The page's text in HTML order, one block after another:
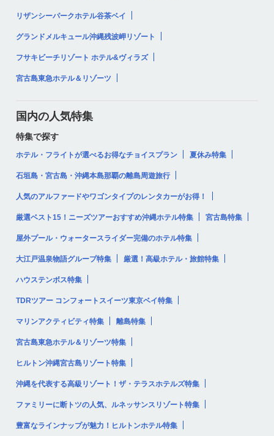
リザンシーパークホテル谷茶ベイ
グランドメルキュール沖縄残波岬リゾート
フサキビーチリゾート ホテル&ヴィラズ
宮古島東急ホテル＆リゾーツ
国内の人気特集
特集で探す
ホテル・フライトが選べるお得なチョイスプラン 夏休み特集
石垣島・宮古島・沖縄本島那覇の離島周遊旅行
人気のアルファードやワゴンタイプのレンタカーがお得！
厳選ベスト15！ニーズツアーおすすめ沖縄ホテル特集 宮古島特集
屋外プール・ウォータースライダー完備のホテル特集
大江戸温泉物語グループ特集 厳選！高級ホテル・旅館特集
ハウステンボス特集
TDRツアー コンフォートスイーツ東京ベイ特集
マリンアクティビティ特集 離島特集
宮古島東急ホテル＆リゾーツ特集
ヒルトン沖縄宮古島リゾート特集
沖縄を代表する高級リゾート！ザ・テラスホテルズ特集
ファミリーに断トツの人気、ルネッサンスリゾート特集
豊富なラインナップが魅力！ヒルトンホテル特集